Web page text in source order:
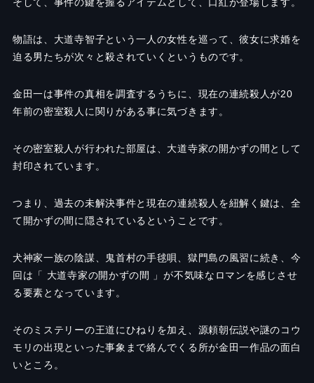
物語は、大道寺智子という一人の女性を巡って、彼女に求婚を
迫る男たちが次々と殺されていくというものです。
金田一は事件の真相を調査するうちに、現在の連続殺人が20
年前の密室殺人に関りがある事に気づきます。
その密室殺人が行われた部屋は、大道寺家の開かずの間として
封印されています。
つまり、過去の未解決事件と現在の連続殺人を紐解く鍵は、全
て開かずの間に隠されているということです。
犬神家一族の陰謀、鬼首村の手毬唄、獄門島の風習に続き、今
回は「 大道寺家の開かずの間 」が不気味なロマンを感じさせ
る要素となっています。
そのミステリーの王道にひねりを加え、源頼朝伝説や謎のコウ
モリの出現といった事象まで絡んでくる所が金田一作品の面白
いところ。